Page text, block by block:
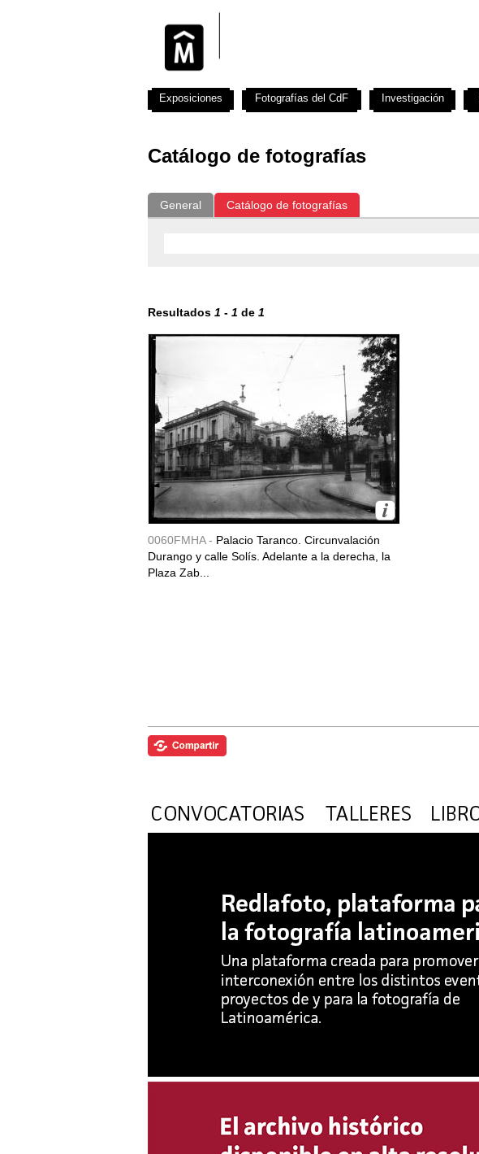
Catálogo de fotografías
General Catálogo de fotografías
Resultados 1 - 1 de 1
0060FMHA - Palacio Taranco. Circunvalación
Durango y calle Solís. Adelante a la derecha, la
Plaza Zab...
Exposiciones Fotografías del CdF Investigación